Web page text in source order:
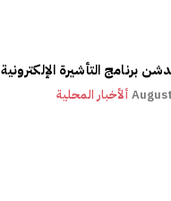
برنامج التأشيرة الإلكترونية
ألأخبار المحلية